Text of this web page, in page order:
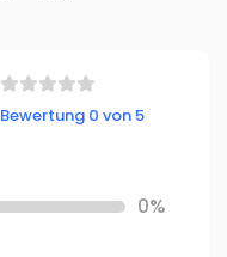
Bewertung 0 von 5
0%